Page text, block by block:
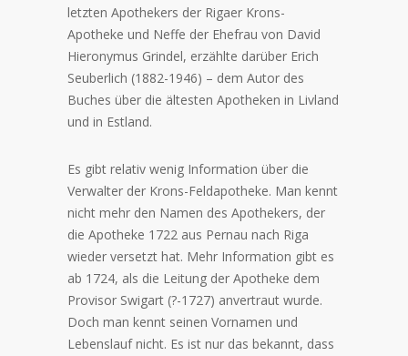
letzten Apothekers der Rigaer Krons-
Apotheke und Neffe der Ehefrau von David
Hieronymus Grindel, erzählte darüber Erich
Seuberlich (1882-1946) – dem Autor des
Buches über die ältesten Apotheken in Livland
und in Estland.
Es gibt relativ wenig Information über die
Verwalter der Krons-Feldapotheke. Man kennt
nicht mehr den Namen des Apothekers, der
die Apotheke 1722 aus Pernau nach Riga
wieder versetzt hat. Mehr Information gibt es
ab 1724, als die Leitung der Apotheke dem
Provisor Swigart (?-1727) anvertraut wurde.
Doch man kennt seinen Vornamen und
Lebenslauf nicht. Es ist nur das bekannt, dass